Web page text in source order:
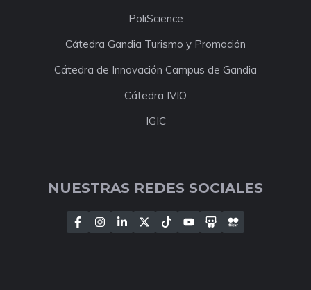
PoliScience
Cátedra Gandia Turismo y Promoción
Cátedra de Innovación Campus de Gandia
Cátedra IVIO
IGIC
NUESTRAS REDES SOCIALES